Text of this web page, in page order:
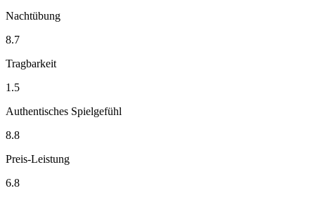
Nachtübung
8.7
Tragbarkeit
1.5
Authentisches Spielgefühl
8.8
Preis-Leistung
6.8